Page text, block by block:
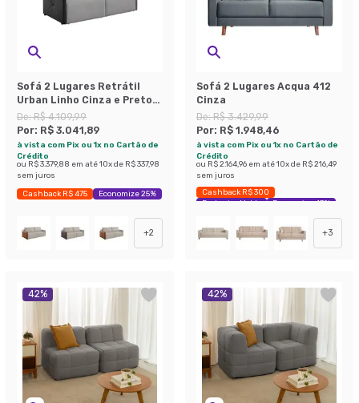
Sofá 2 Lugares Retrátil
Urban Linho Cinza e Preto
160 cm
De:R$ 4.109,99
Por: R$ 3.041,89
à vista com Pix ou 1x no Cartão de
Crédito
ou R$ 3.379,88 em até10x de R$ 337,98
sem juros
Cashback R$ 475 Economize 25%
+2
Sofá 2 Lugares Acqua 412
Cinza
De:R$ 3.429,99
Por: R$ 1.948,46
à vista com Pix ou 1x no Cartão de
Crédito
ou R$ 2.164,96 em até10x de R$ 216,49
sem juros
Cashback R$ 300
Exclusivo Mobly
Economize 43%
+3
42% 42%